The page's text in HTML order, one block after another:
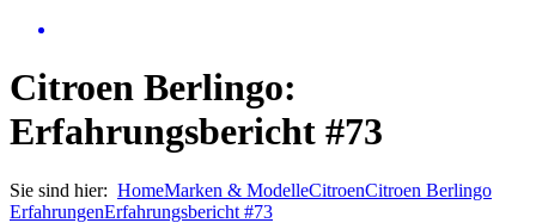
Citroen Berlingo:
Erfahrungsbericht #73
Sie sind hier: HomeMarken & ModelleCitroenCitroen Berlingo
ErfahrungenErfahrungsbericht #73